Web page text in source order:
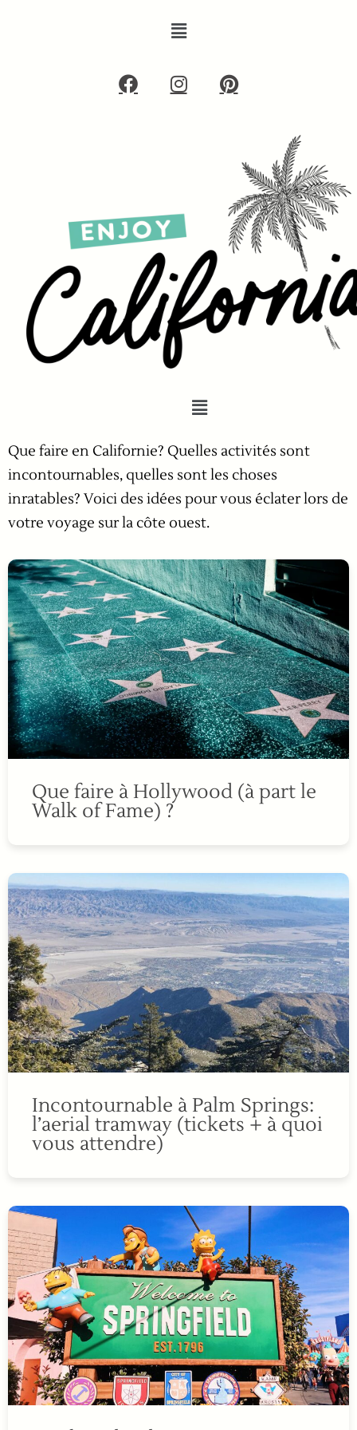
Que faire en Californie? Quelles activités sont
incontournables, quelles sont les choses
inratables? Voici des idées pour vous éclater lors de
votre voyage sur la côte ouest.
Que faire à Hollywood (à part le
Walk of Fame) ?
Incontournable à Palm Springs:
l’aerial tramway (tickets + à quoi
vous attendre)